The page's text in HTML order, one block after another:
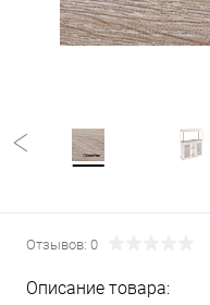
Отзывов: 0
Описание товара: